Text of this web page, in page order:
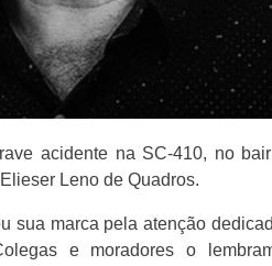
acidente na SC-410, no
Leno de Quadros.
sua marca pela atenção
e moradores o